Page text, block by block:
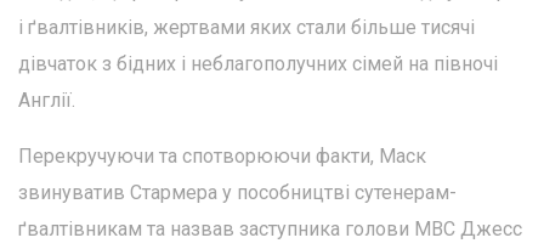
і ґвалтівників, жертвами яких стали більше тисячі
дівчаток з бідних і неблагополучних сімей на півночі
Англії.
Перекручуючи та спотворюючи факти, Маск
звинуватив Стармера у пособництві сутенерам-
ґвалтівникам та назвав заступника голови МВС Джесс